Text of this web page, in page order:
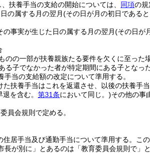
、扶養手当の支給の開始については、 同項の規
の属する月の翌月(その日が月の初日である
事実が生じた日の属する月の翌月(その日が
のの一部が扶養親族たる要件を欠くに至った
る子でなかった者が特定期間にある子となっ
当の支給額の改定について準用する。
扶養手当はこれを返還させ、以後の扶養手
を含む。 第31条において同じ。)その他の事
員会規則で定める。
居手当及び通勤手当について準用する。
こ
長が別に」とあるのは「教育委員会規則で」